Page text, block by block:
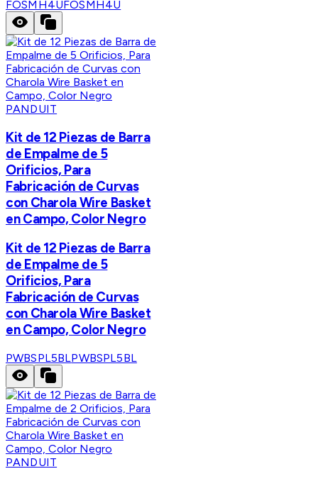
FOSMH4UFOSMH4U
PANDUIT
Kit de 12 Piezas de Barra
de Empalme de 5
Orificios, Para
Fabricación de Curvas
con Charola Wire Basket
en Campo, Color Negro
Kit de 12 Piezas de Barra
de Empalme de 5
Orificios, Para
Fabricación de Curvas
con Charola Wire Basket
en Campo, Color Negro
PWBSPL5BLPWBSPL5BL
PANDUIT